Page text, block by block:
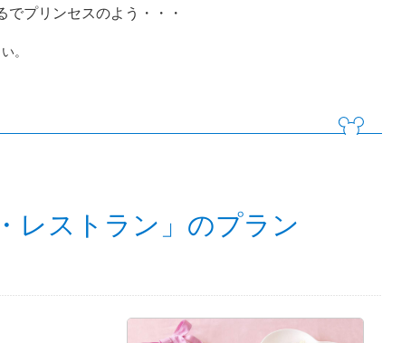
プリンセスのよう・・・
。
レストラン」のプラン